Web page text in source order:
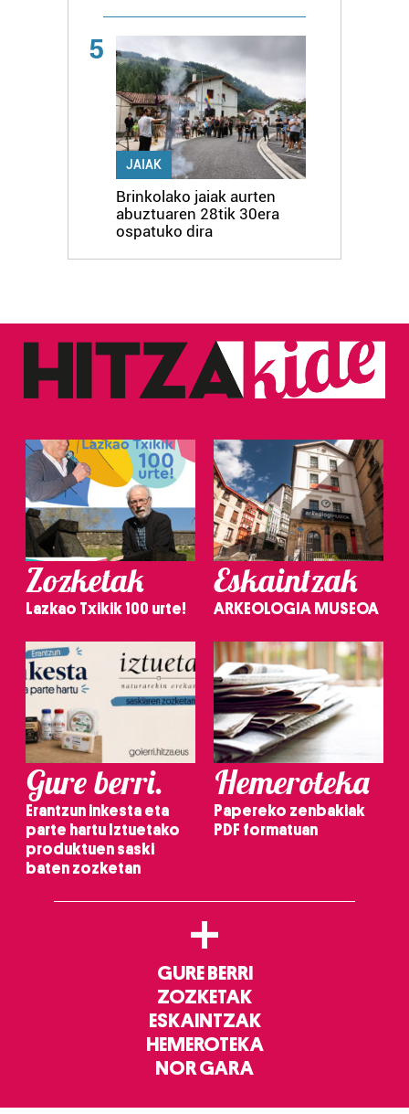
5
JAIAK
Brinkolako jaiak aurten
abuztuaren 28tik 30era
ospatuko dira
Zozketak
Lazkao Txikik 100 urte!
Eskaintzak
ARKEOLOGIA MUSEOA
Gure berri.
Erantzun inkesta eta
parte hartu Iztuetako
produktuen saski
baten zozketan
Hemeroteka
Papereko zenbakiak
PDF formatuan
+
GURE BERRI
ZOZKETAK
ESKAINTZAK
HEMEROTEKA
NOR GARA